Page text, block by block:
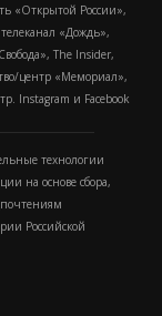
«Открытой России»,
«Дождь»,
The Insider,
центр «Мемориал»,
Instagram и Facebook
технологии
на основе сбора,
Российской